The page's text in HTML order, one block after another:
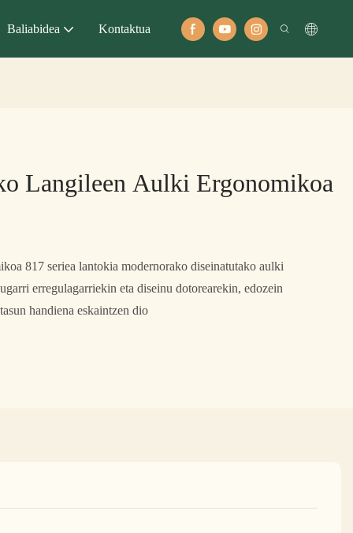
Baliabidea Kontaktua
Langileen Aulki Ergonomikoa
817 seriea lantokia modernorako diseinatutako aulki
erregulagarriekin eta diseinu dotorearekin, edozein
handiena eskaintzen dio